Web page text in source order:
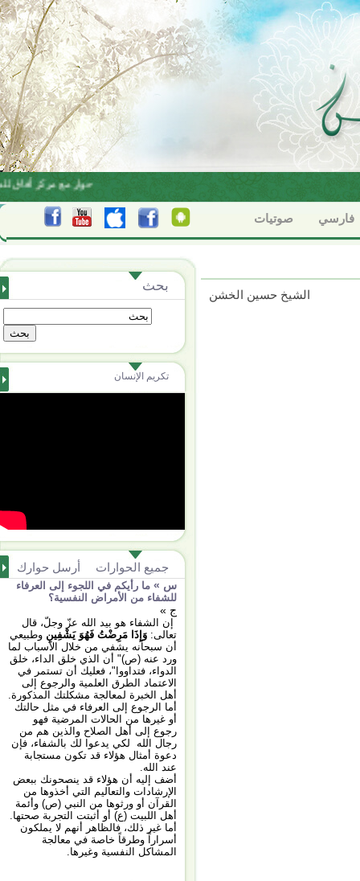
حوار مع مركز أفاق
فارسي صوتيات
بحث
تكريم الإنسان
أرسل حوارك جميع الحوارات
س » ما رأيكم في اللجوء إلى العرفاء
للشفاء من الأمراض النفسية؟
ج »
إن الشفاء هو بيد الله عزّ وجلّ، قال
تعالى: وَإِذَا مَرِضْتُ فَهُوَ يَشْفِينِ وطبيعي
أن سبحانه يشفي من خلال الأسباب لما
ورد عنه (ص)" أن الذي خلق الداء، خلق
الدواء، فتداووا"، فعليك أن تستمر في
الاعتماد الطرق العلمية والرجوع إلى
أهل الخبرة لمعالجة مشكلتك المذكورة.
أما الرجوع إلى العرفاء في مثل حالتك
أو غيرها من الحالات المرضية فهو
رجوع إلى أهل الصلاح والذين هم من
رجال الله لكي يدعوا لك بالشفاء، فإن
دعوة أمثال هؤلاء قد تكون مستجابة
عند الله.
أضف إليه أن هؤلاء قد ينصحونك ببعض
الإرشادات والتعاليم التي أخذوها من
القرآن أو ورثوها من النبي (ص) وأئمة
أهل اللبيت (ع) أو أثبتت التجربة صحتها.
أما غير ذلك، فالظاهر أنهم لا يملكون
أسراراً وطرقاً خاصة في معالجة
المشاكل النفسية وغيرها.
الشيخ حسين الخشن